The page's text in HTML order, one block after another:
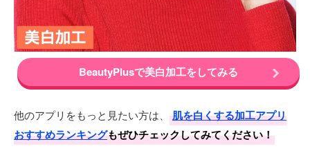
BeautyPlusで美白加工をしてみる
他のアプリをもっと見たい方は、
肌を白くする加工アプリ
おすすめランキングもぜひチェックしてみてください！